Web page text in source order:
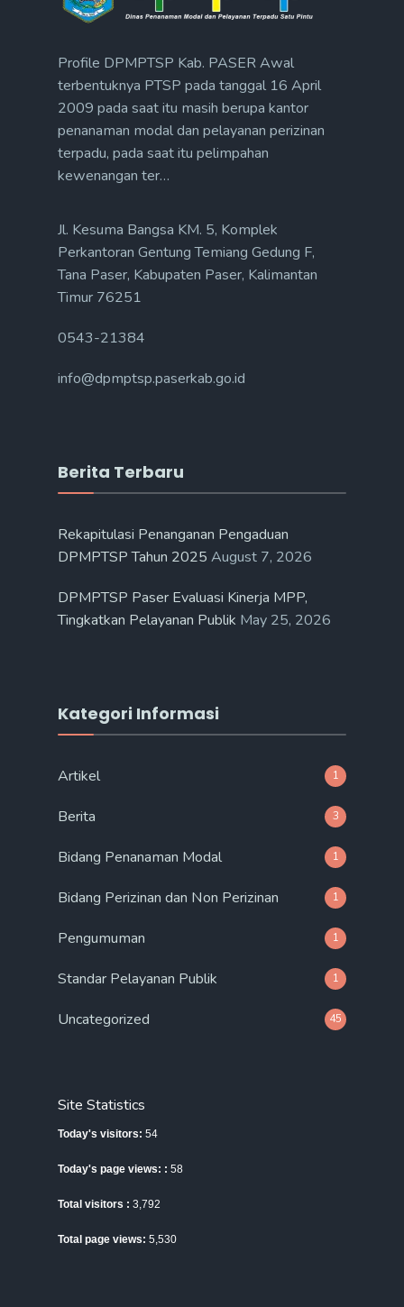
Profile DPMPTSP Kab. PASER Awal
terbentuknya PTSP pada tanggal 16 April
2009 pada saat itu masih berupa kantor
penanaman modal dan pelayanan perizinan
terpadu, pada saat itu pelimpahan
kewenangan ter…
Jl. Kesuma Bangsa KM. 5, Komplek
Perkantoran Gentung Temiang Gedung F,
Tana Paser, Kabupaten Paser, Kalimantan
Timur 76251
0543-21384
info@dpmptsp.paserkab.go.id
Berita Terbaru
Rekapitulasi Penanganan Pengaduan
DPMPTSP Tahun 2025 August 7, 2026
DPMPTSP Paser Evaluasi Kinerja MPP,
Tingkatkan Pelayanan Publik May 25, 2026
Kategori Informasi
Artikel 1
Berita 3
Bidang Penanaman Modal 1
Bidang Perizinan dan Non Perizinan 1
Pengumuman 1
Standar Pelayanan Publik 1
Uncategorized 45
Site Statistics
Today's visitors: 54
Today's page views: : 58
Total visitors : 3,792
Total page views: 5,530